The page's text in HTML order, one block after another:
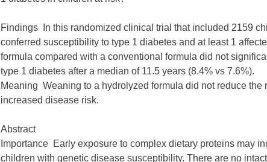
Findings In this randomized clinical trial that included 2159
conferred susceptibility to type 1 diabetes and at least 1
formula compared with a conventional formula did not
type 1 diabetes after a median of 11.5 years (8.4% vs 7.6%).
Meaning Weaning to a hydrolyzed formula did not reduce
increased disease risk.
Abstract
Importance Early exposure to complex dietary proteins may
children with genetic disease susceptibility. There are no